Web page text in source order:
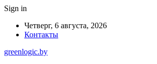
Sign in
Четверг, 6 августа, 2026
Контакты
greenlogic.by